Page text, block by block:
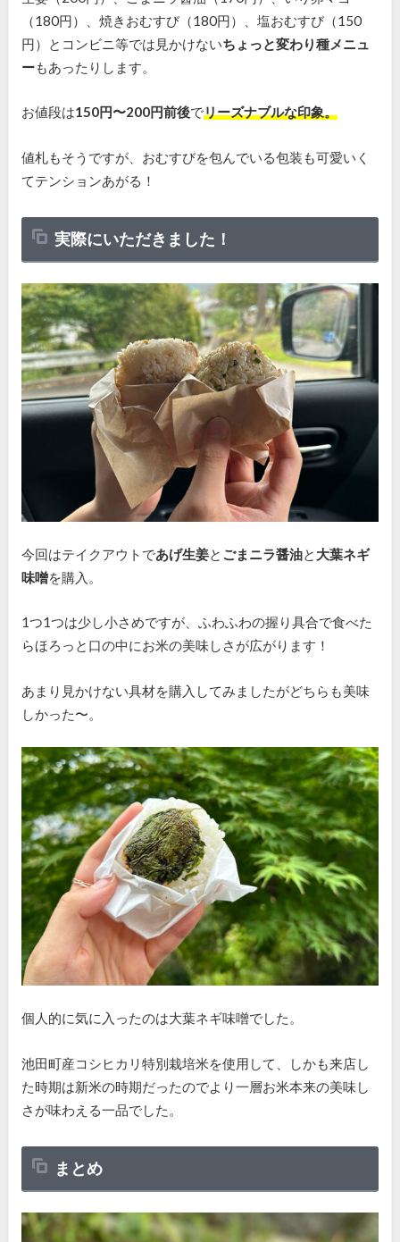
（180円）、焼きおむすび（180円）、塩おむすび（150
円）とコンビニ等では見かけないちょっと変わり種メニュ
ーもあったりします。
お値段は150円〜200円前後でリーズナブルな印象。
値札もそうですが、おむすびを包んでいる包装も可愛いく
てテンションあがる！
実際にいただきました！
今回はテイクアウトであげ生姜と ごまニラ醤油と 大葉ネギ
味噌を購入。
1つ1つは少し小さめですが、ふわふわの握り具合で食べた
らほろっと口の中にお米の美味しさが広がります！
あまり見かけない具材を購入してみましたがどちらも美味
しかった〜。
個人的に気に入ったのは大葉ネギ味噌でした。
池田町産コシヒカリ特別栽培米を使用して、しかも来店し
た時期は新米の時期だったのでより一層お米本来の美味し
さが味わえる一品でした。
まとめ